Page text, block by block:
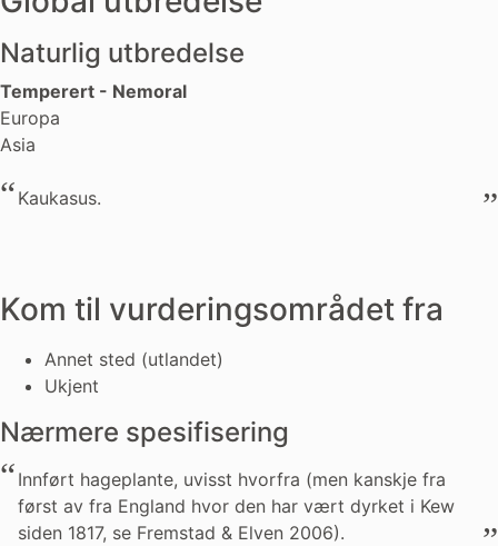
Naturlig utbredelse
Temperert - Nemoral
Europa
Asia
Kaukasus.
Kom til vurderingsområdet fra
Annet sted (utlandet)
Ukjent
Nærmere spesifisering
Innført hageplante, uvisst hvorfra (men kanskje fra
først av fra England hvor den har vært dyrket i Kew
siden 1817, se Fremstad & Elven 2006).